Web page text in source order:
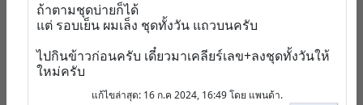
ถ้าตามชุดบ่ายก็ได้
แต่ รอบเย็น ผมเล็ง ชุดทั้งวัน แถวบนครับ
ไปกินข้าวก่อนครับ เดี๋ยวมาเคลียร์เลข+ลงชุดทั้งวันให้
ใหม่ครับ
แก้ไขล่าสุด: 16 ก.ค 2024, 16:49 โดย แพนด้า.